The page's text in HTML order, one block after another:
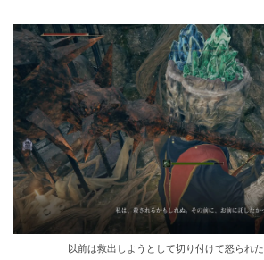
以前は救出しようとして切り付けて怒られ